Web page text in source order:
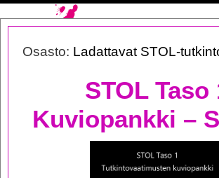
Osasto: Ladattavat STOL-
STOL Taso
Kuviopankki –